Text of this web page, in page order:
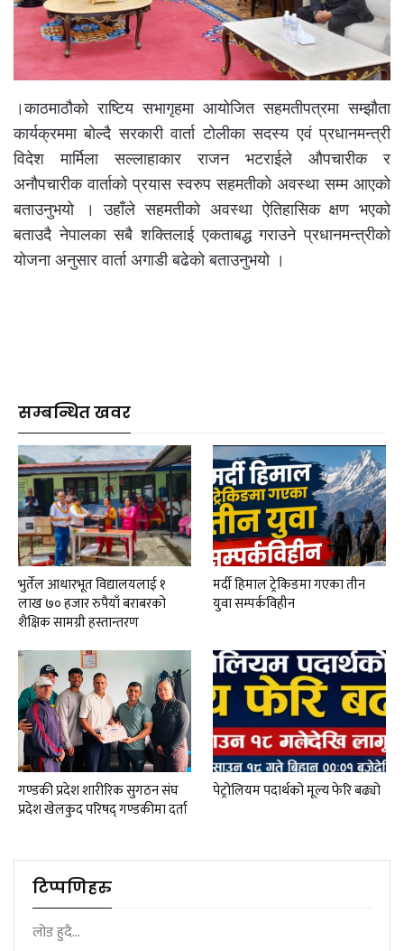
।काठमाठौको राष्टिय सभागृहमा आयोजित सहमतीपत्रमा सम्झौता
कार्यक्रममा बोल्दै सरकारी वार्ता टोलीका सदस्य एवं प्रधानमन्त्री
विदेश मार्मिला सल्लाहाकार राजन भटराईले औपचारीक र
अनौपचारीक वार्ताको प्रयास स्वरुप सहमतीको अवस्था सम्म आएको
बताउनुभयो । उहाँले सहमतीको अवस्था ऐतिहासिक क्षण भएको
बताउदै नेपालका सबै शक्तिलाई एकताबद्ध गराउने प्रधानमन्त्रीको
योजना अनुसार वार्ता अगाडी बढेको बताउनुभयो ।
सम्बन्धित खवर
भुर्तेल आधारभूत विद्यालयलाई १
लाख ७० हजार रुपैयाँ बराबरको
शैक्षिक सामग्री हस्तान्तरण
मर्दी हिमाल ट्रेकिङमा गएका तीन
युवा सम्पर्कविहीन
गण्डकी प्रदेश शारीरिक सुगठन संघ
प्रदेश खेलकुद परिषद् गण्डकीमा दर्ता
पेट्रोलियम पदार्थको मूल्य फेरि बढ्यो
टिप्पणिहरु
लोड हुदै...